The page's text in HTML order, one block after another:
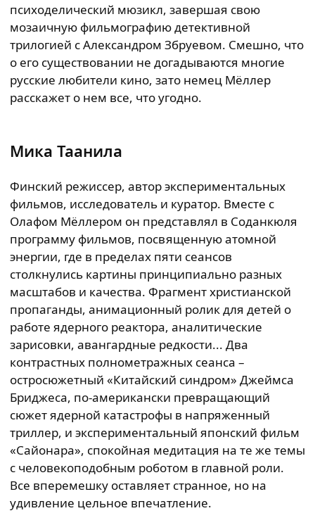
психоделический мюзикл, завершая свою
мозаичную фильмографию детективной
трилогией с Александром Збруевом. Смешно, что
о его существовании не догадываются многие
русские любители кино, зато немец Мёллер
расскажет о нем все, что угодно.
Мика Таанила
Финский режиссер, автор экспериментальных
фильмов, исследователь и куратор. Вместе с
Олафом Мёллером он представлял в Соданкюля
программу фильмов, посвященную атомной
энергии, где в пределах пяти сеансов
столкнулись картины принципиально разных
масштабов и качества. Фрагмент христианской
пропаганды, анимационный ролик для детей о
работе ядерного реактора, аналитические
зарисовки, авангардные редкости... Два
контрастных полнометражных сеанса –
остросюжетный «Китайский синдром» Джеймса
Бриджеса, по-американски превращающий
сюжет ядерной катастрофы в напряженный
триллер, и экспериментальный японский фильм
«Сайонара», спокойная медитация на те же темы
с человекоподобным роботом в главной роли.
Все вперемешку оставляет странное, но на
удивление цельное впечатление.